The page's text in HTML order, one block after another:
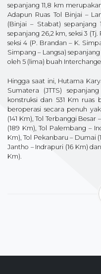
sepanjang 11,8 km
Adapun Ruas Tol Binjai –
(Binjai – Stabat) sepanjang
sepanjang 26,2 km, seksi 3
seksi 4 (P. Brandan – K.
Simpang – Langsa)
oleh 5 (lima) buah
Hingga saat ini, Hutama
Sumatera (JTTS)
konstruksi dan 531 Km ruas
beroperasi secara penuh
(141 Km), Tol Terbanggi
(189 Km), Tol Palembang –
Km), Tol Pekanbaru – Dumai
Jantho – Indrapuri (16 Km)
Km).